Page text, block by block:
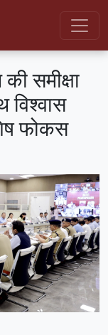
समीक्षा
विश्वास
फोकस